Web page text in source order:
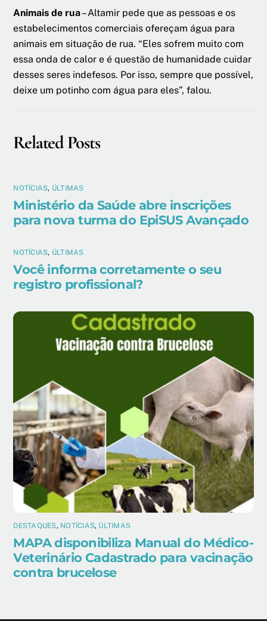
Animais de rua– Altamir pede que as pessoas e os
estabelecimentos comerciais ofereçam água para
animais em situação de rua. “Eles sofrem muito com
essa onda de calor e é questão de humanidade cuidar
desses seres indefesos. Por isso, sempre que possível,
deixe um potinho com água para eles”, falou.
Related Posts
NOTÍCIAS, ÚLTIMAS
Ministério da Saúde abre inscrições
para nova turma do EpiSUS Avançado
NOTÍCIAS, ÚLTIMAS
Você informa corretamente o seu
registro profissional?
DESTAQUES, NOTÍCIAS, ÚLTIMAS
MAPA disponibiliza Manual do Médico-
Veterinário Cadastrado para vacinação
contra brucelose